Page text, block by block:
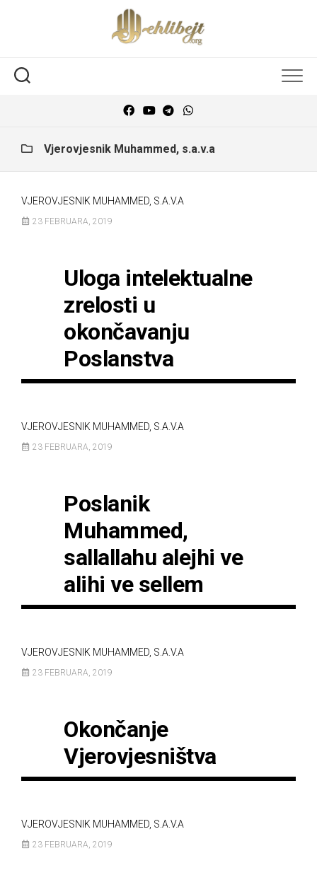
Vjerovjesnik Muhammed, s.a.v.a
VJEROVJESNIK MUHAMMED, S.A.V.A
23 FEBRUARA, 2019
Uloga intelektualne
zrelosti u
okončavanju
Poslanstva
VJEROVJESNIK MUHAMMED, S.A.V.A
23 FEBRUARA, 2019
Poslanik
Muhammed,
sallallahu alejhi ve
alihi ve sellem
VJEROVJESNIK MUHAMMED, S.A.V.A
23 FEBRUARA, 2019
Okončanje
Vjerovjesništva
VJEROVJESNIK MUHAMMED, S.A.V.A
23 FEBRUARA, 2019